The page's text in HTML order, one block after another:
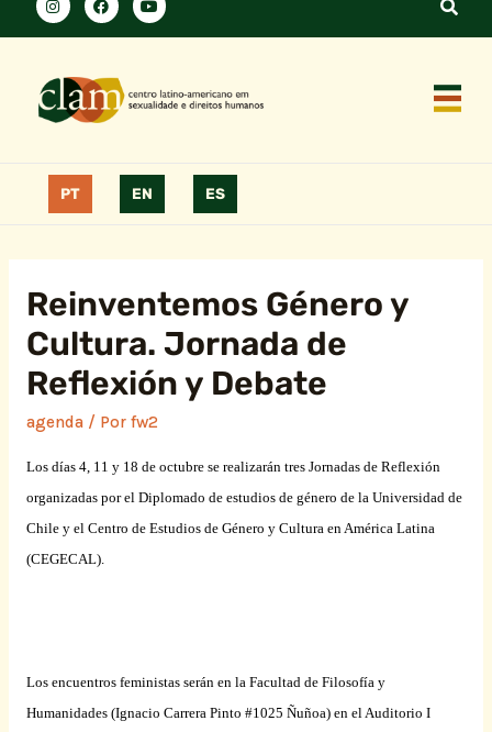
PT EN ES
Reinventemos Género y
Cultura. Jornada de
Reflexión y Debate
agenda/ Por fw2
Los días 4, 11 y 18 de octubre se realizarán tres Jornadas de Reflexión
organizadas por el Diplomado de estudios de género de la Universidadde
Chile y el Centro de Estudios de Género y Cultura en América Latina
(CEGECAL).
Los encuentros feministas serán en la Facultadde Filosofía y
Humanidades (Ignacio Carrera Pinto #1025 Ñuñoa) en el Auditorio I